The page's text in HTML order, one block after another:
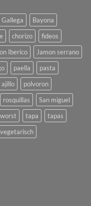
Bayona
chorizo
fideos
Iberico
Jamon serrano
paella
pasta
ajillo
polvoron
rosquillas
San miguel
tapa
tapas
vegetarisch